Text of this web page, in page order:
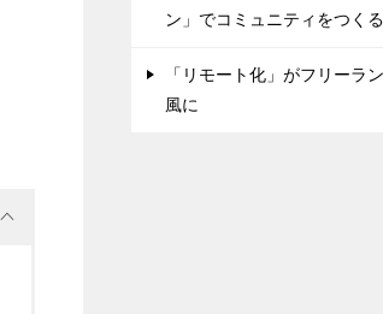
ン」でコミュニティをつく
「リモート化」がフリーラ
風に